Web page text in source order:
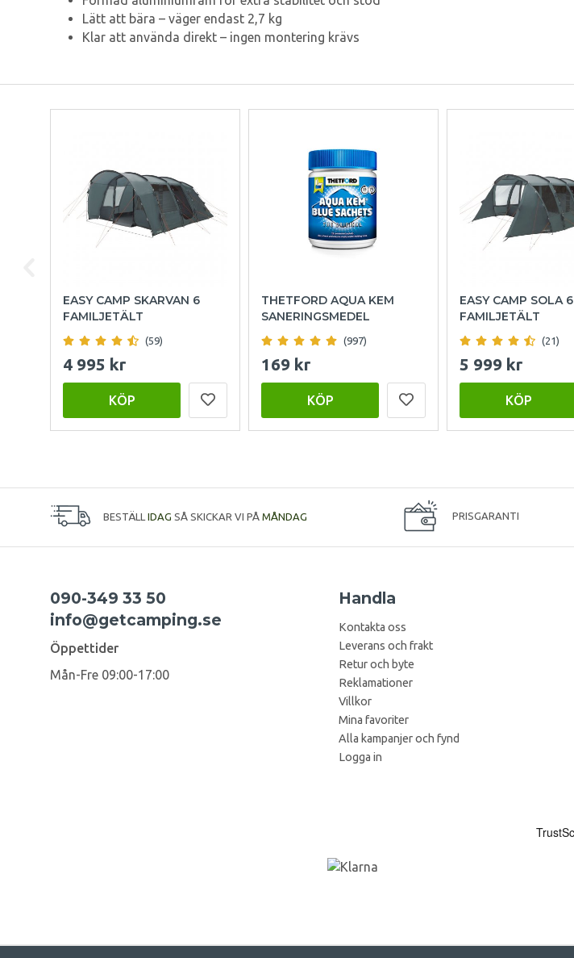
Lätt att bära – väger endast 2,7 kg
Klar att använda direkt – ingen montering krävs
EASY CAMP SKARVAN 6
FAMILJETÄLT
(59)
4 995 kr
KÖP
THETFORD AQUA KEM
SANERINGSMEDEL
(997)
169 kr
KÖP
EASY CAMP SOLA 6
FAMILJETÄLT
(21)
5 999 kr
KÖP
BESTÄLL IDAG SÅ SKICKAR VI PÅ MÅNDAG PRISGARANTI
090-349 33 50
info@getcamping.se
Öppettider
Mån-Fre 09:00-17:00
Handla
Kontakta oss
Leverans och frakt
Retur och byte
Reklamationer
Villkor
Mina favoriter
Alla kampanjer och fynd
Logga in